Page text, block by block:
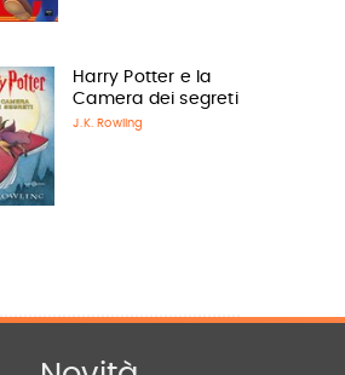
Harry Potter e la
Camera dei segreti
J.K. Rowling